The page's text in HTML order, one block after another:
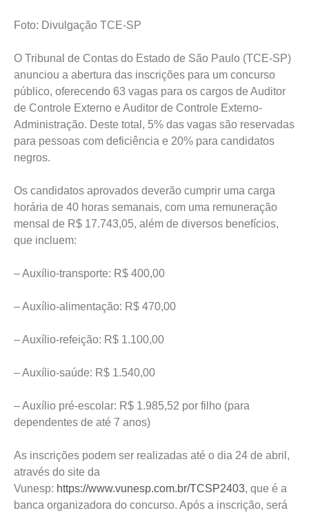
Foto: Divulgação TCE-SP
O Tribunal de Contas do Estado de São Paulo (TCE-SP)
anunciou a abertura das inscrições para um concurso
público, oferecendo 63 vagas para os cargos de Auditor
de Controle Externo e Auditor de Controle Externo-
Administração. Deste total, 5% das vagas são reservadas
para pessoas com deficiência e 20% para candidatos
negros.
Os candidatos aprovados deverão cumprir uma carga
horária de 40 horas semanais, com uma remuneração
mensal de R$ 17.743,05, além de diversos benefícios,
que incluem:
– Auxílio-transporte: R$ 400,00
– Auxílio-alimentação: R$ 470,00
– Auxílio-refeição: R$ 1.100,00
– Auxílio-saúde: R$ 1.540,00
– Auxílio pré-escolar: R$ 1.985,52 por filho (para
dependentes de até 7 anos)
As inscrições podem ser realizadas até o dia 24 de abril,
através do site da
Vunesp: https://www.vunesp.com.br/TCSP2403, que é a
banca organizadora do concurso. Após a inscrição, será